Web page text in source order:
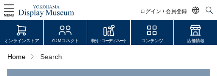
ログイン / 会員登録
日本語
中文简体
MENU
オンラインストア YDMコネクト 事例・コーディネート コンテンツ 店舗情報
Home Search